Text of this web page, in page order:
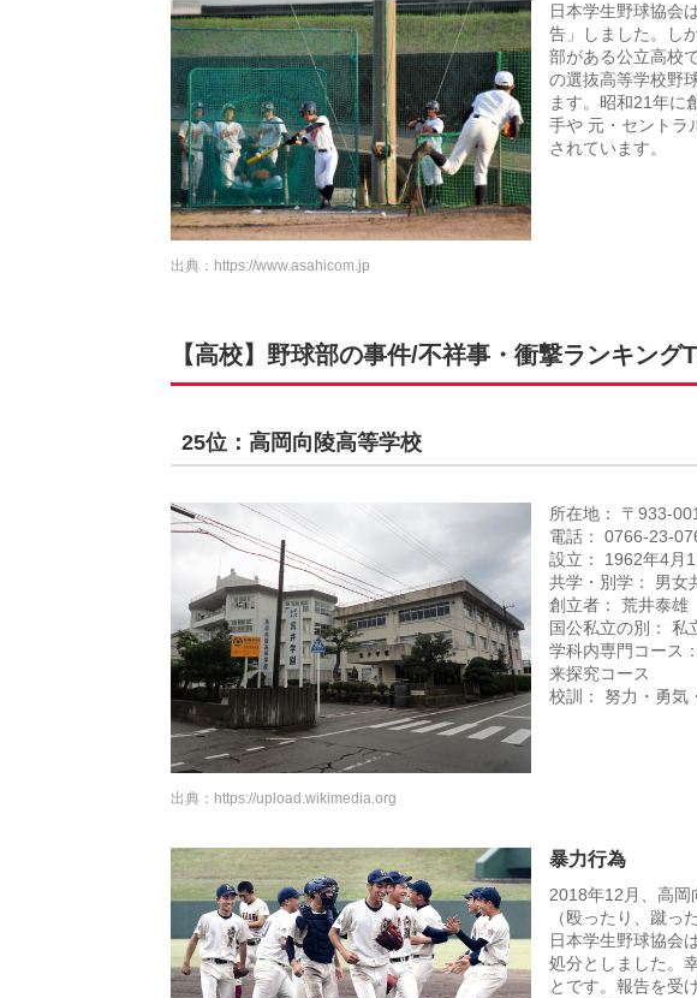
日本学生野球協会
告」しました。し
部がある公立高校
の選抜高等学校野
ます。昭和21年に
手や 元・セントラ
されています。
出典： https://www.asahicom.jp
【高校】野球部の事件/不祥事・衝撃ランキング
25位：高岡向陵高等学校
所在地： 〒933-
電話： 0766-23-
設立： 1962年4月1
共学・別学： 男女
創立者： 荒井泰雄
国公私立の別： 私
学科内専門コース
来探究コース
校訓： 努力・勇気
出典： https://upload.wikimedia.org
暴力行為
2018年12月、高岡
（殴ったり、蹴っ
日本学生野球協会
処分としました。
とです。報告を受